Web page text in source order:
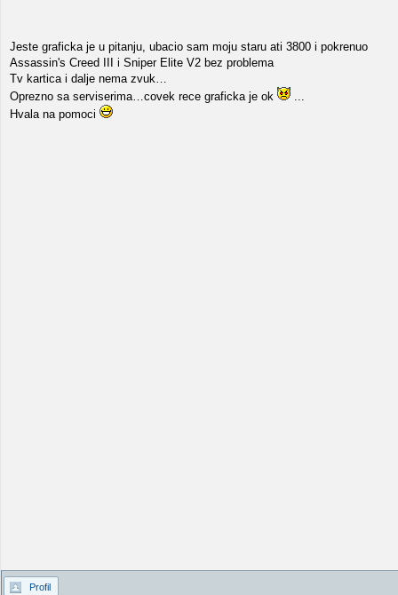
Jeste graficka je u pitanju, ubacio sam moju staru ati 3800 i pokrenuo
Assassin's Creed III i Sniper Elite V2 bez problema
Tv kartica i dalje nema zvuk…
Oprezno sa serviserima…covek rece graficka je ok
...
Hvala na pomoci
Profil